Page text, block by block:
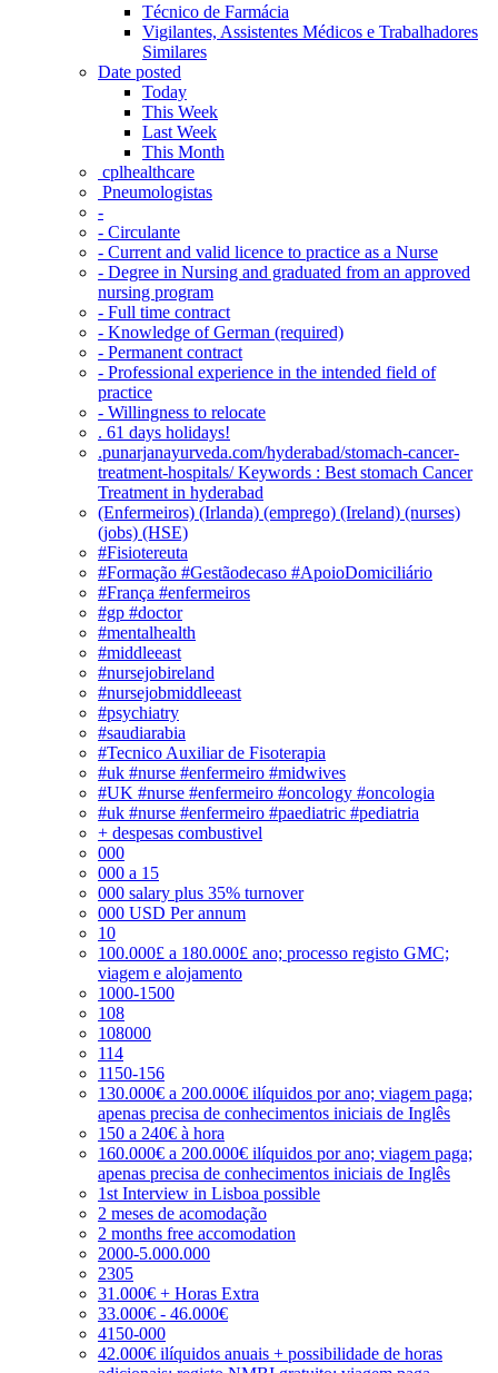
Técnico de Farmácia
Vigilantes, Assistentes Médicos e Trabalhadores
Similares
Date posted
Today
This Week
Last Week
This Month
‎ cplhealthcare‬
Pneumologistas
-
- Circulante
- Current and valid licence to practice as a Nurse
- Degree in Nursing and graduated from an approved
nursing program
- Full time contract
- Knowledge of German (required)
- Permanent contract
- Professional experience in the intended field of
practice
- Willingness to relocate
. 61 days holidays!
.punarjanayurveda.com/hyderabad/stomach-cancer-
treatment-hospitals/ Keywords : Best stomach Cancer
Treatment in hyderabad
(Enfermeiros) (Irlanda) (emprego) (Ireland) (nurses)
(jobs) (HSE)
#Fisiotereuta
#Formação #Gestãodecaso #ApoioDomiciliário
#França #enfermeiros
#gp #doctor
#mentalhealth
#middleeast
#nursejobireland
#nursejobmiddleeast
#psychiatry
#saudiarabia
#Tecnico Auxiliar de Fisoterapia
#uk #nurse #enfermeiro #midwives
#UK #nurse #enfermeiro #oncology #oncologia
#uk #nurse #enfermeiro #paediatric #pediatria
+ despesas combustivel
000
000 a 15
000 salary plus 35% turnover
000 USD Per annum
10
100.000£ a 180.000£ ano; processo registo GMC;
viagem e alojamento
1000-1500
108
108000
114
1150-156
130.000€ a 200.000€ ilíquidos por ano; viagem paga;
apenas precisa de conhecimentos iniciais de Inglês
150 a 240€ à hora
160.000€ a 200.000€ ilíquidos por ano; viagem paga;
apenas precisa de conhecimentos iniciais de Inglês
1st Interview in Lisboa possible
2 meses de acomodação
2 months free accomodation
2000-5.000.000
2305
31.000€ + Horas Extra
33.000€ - 46.000€
4150-000
42.000€ ilíquidos anuais + possibilidade de horas